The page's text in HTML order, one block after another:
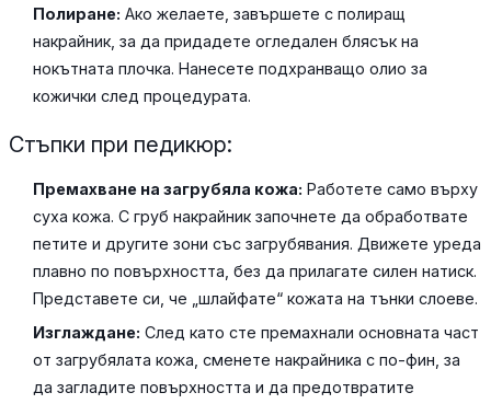
Полиране: Ако желаете, завършете с полиращ
накрайник, за да придадете огледален блясък на
нокътната плочка. Нанесете подхранващо олио за
кожички след процедурата.
Стъпки при педикюр:
Премахване на загрубяла кожа: Работете само върху
суха кожа. С груб накрайник започнете да обработвате
петите и другите зони със загрубявания. Движете уреда
плавно по повърхността, без да прилагате силен натиск.
Представете си, че „шлайфате“ кожата на тънки слоеве.
Изглаждане: След като сте премахнали основната част
от загрубялата кожа, сменете накрайника с по-фин, за
да загладите повърхността и да предотвратите